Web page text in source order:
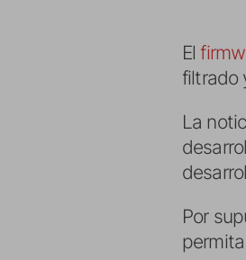
El
filtrado
La
Por